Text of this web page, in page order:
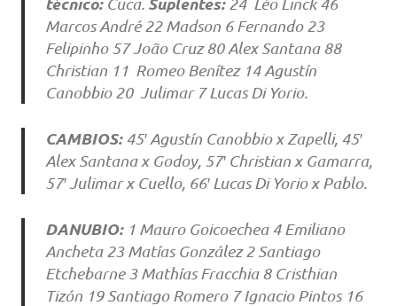
Marcos André 22 Madson 6 Fernando 23
Felipinho 57 João Cruz 80 Alex Santana 88
Christian 11 Romeo Benítez 14 Agustín
Canobbio 20 Julimar 7 Lucas Di Yorio.
CAMBIOS:45′ Agustín Canobbio x Zapelli, 45′
Alex Santana x Godoy, 57′ Christian x Gamarra,
57′ Julimar x Cuello, 66′ Lucas Di Yorio x Pablo.
DANUBIO:1 Mauro Goicoechea 4 Emiliano
Ancheta 23 Matías González 2 Santiago
Etchebarne 3 Mathías Fracchia 8 Cristhian
Tizón 19 Santiago Romero 7 Ignacio Pintos 16